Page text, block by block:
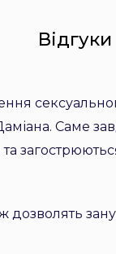
Відгуки
Саме
дозволять